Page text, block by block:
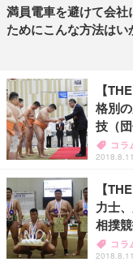
満員電車を避けて会
ためにこんな方法はい
【
格別
技（団
コラ
【
力士
相撲
コラ